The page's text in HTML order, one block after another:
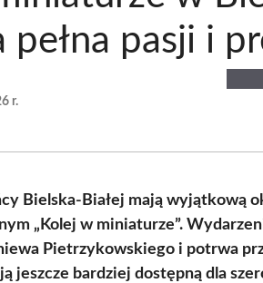
pasji i
r.
Bielska-Białej mają wyjątkową
„Kolej w miniaturze”.
Pietrzykowskiego i potrwa
jeszcze bardziej dostępną dla